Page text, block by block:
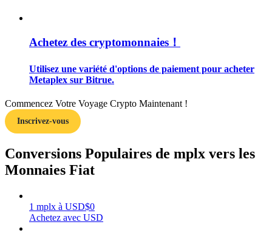
Stratégies de trading
Apprenez à rester rentable
Gagner
Achetez des cryptomonnaies！
Utilisez une variété d'options de paiement pour acheter
Metaplex sur Bitrue.
Commencez Votre Voyage Crypto Maintenant !
Inscrivez-vous
Conversions Populaires de mplx vers les
Monnaies Fiat
1 mplx à USD$0
Achetez avec USD